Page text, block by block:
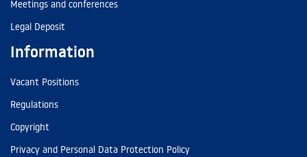
Meetings and conferences
Legal Deposit
Information
Vacant Positions
Regulations
Copyright
Privacy and Personal Data Protection Policy